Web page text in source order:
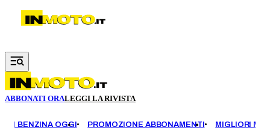
Vai al contenuto principale
ABBONATI ORALEGGI LA RIVISTA
BENZINA OGGI PROMOZIONE ABBONAMENTI MIGLIORI